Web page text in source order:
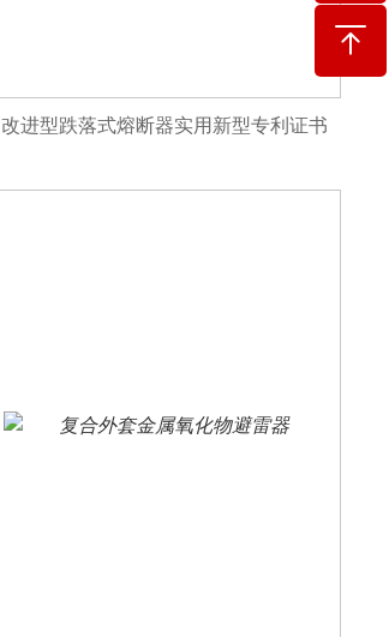
改进型跌落式熔断器实用新型专利证书